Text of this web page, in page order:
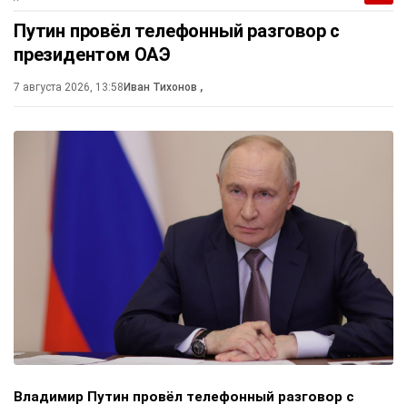
Путин провёл телефонный разговор с
президентом ОАЭ
7 августа 2026, 13:58 Иван Тихонов ,
Владимир Путин провёл телефонный разговор с